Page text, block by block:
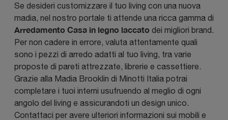
Se desideri customizzare il tuo living con una nuova
madia, nel nostro portale ti attende una ricca gamma di
Arredamento Casa in legno laccato dei migliori brand.
Per non cadere in errore, valuta attentamente quali
sono i pezzi di arredo adatti al tuo living, tra varie
proposte di pareti attrezzate, librerie e cassettiere.
Grazie alla Madia Brooklin di Minotti Italia potrai
completare i tuoi interni usufruendo al meglio di ogni
angolo del living e assicurandoti un design unico.
Contattaci per avere ulteriori informazioni sui mobili e